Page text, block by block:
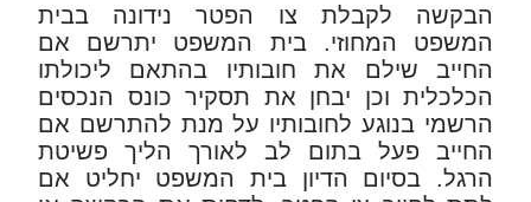
הבקשה לקבלת צו הפטר נידונה בבית
המשפט המחוזי. בית המשפט יתרשם אם
החייב שילם את חובותיו בהתאם ליכולתו
הכלכלית וכן יבחן את תסקיר כונס הנכסים
הרשמי בנוגע לחובותיו על מנת להתרשם אם
החייב פעל בתום לב לאורך הליך פשיטת
הרגל. בסיום הדיון בית המשפט יחליט אם